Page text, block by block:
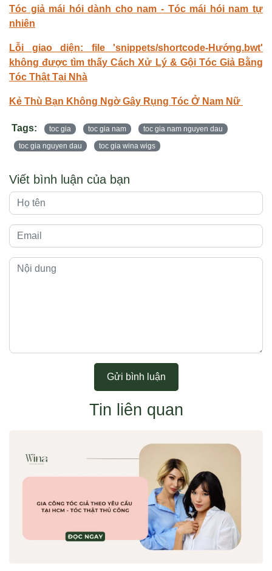
Tóc giả mái hói dành cho nam - Tóc mái hói nam tự
nhiên
Lỗi giao diện: file 'snippets/shortcode-Hướng.bwt'
không được tìm thấy Cách Xử Lý & Gội Tóc Giả Bằng
Tóc Thật Tại Nhà
Kẻ Thù Bạn Không Ngờ Gây Rụng Tóc Ở Nam Nữ
Tags: toc gia toc gia nam
toc gia nam nguyen dau
toc gia nguyen dau
toc gia wina wigs
Viết bình luận của bạn
Gửi bình luận
Tin liên quan